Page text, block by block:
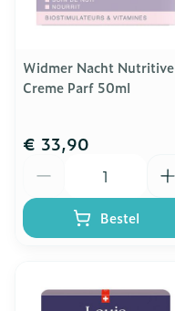
Widmer Nacht Nutritive
Creme Parf 50ml
€ 33,90
Bestel